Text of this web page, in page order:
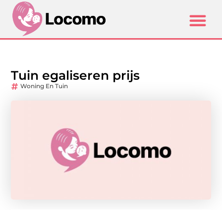
Tuin egaliseren prijs
Woning En Tuin